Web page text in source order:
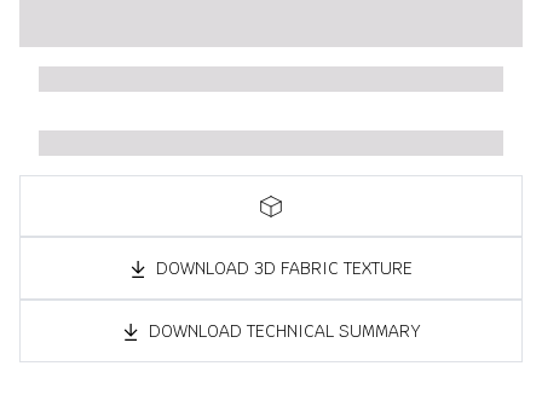
DOWNLOAD 3D FABRIC TEXTURE
DOWNLOAD TECHNICAL SUMMARY